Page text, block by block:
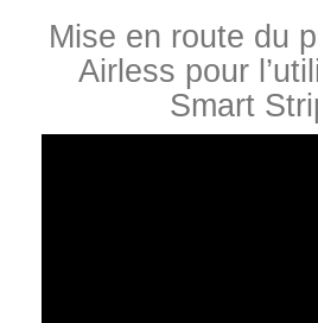
Mise en route du
Airless pour
Smart